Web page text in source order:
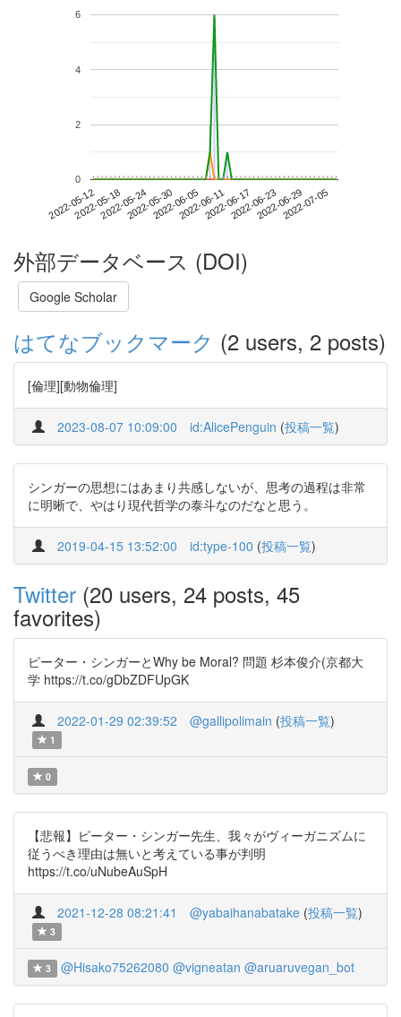
2022-05-122022-05-182022-05-242022-05-302022-06-052022-06-112022-06-172022-06-232022-06-292022-07-05
0
2
4
6
外部データベース (DOI)
Google Scholar
はてなブックマーク (2 users, 2 posts)
[倫理][動物倫理]
2023-08-07 10:09:00 id:AlicePenguin (投稿一覧)
シンガーの思想にはあまり共感しないが、思考の過程は非常
に明晰で、やはり現代哲学の泰斗なのだなと思う。
2019-04-15 13:52:00 id:type-100 (投稿一覧)
Twitter (20 users, 24 posts, 45
favorites)
ピーター・シンガーとWhy be Moral? 問題 杉本俊介(京都大
学 https://t.co/gDbZDFUpGK
2022-01-29 02:39:52 @gallipolimain (投稿一覧)
1
0
【悲報】ピーター・シンガー先生、我々がヴィーガニズムに
従うべき理由は無いと考えている事が判明
https://t.co/uNubeAuSpH
2021-12-28 08:21:41 @yabaihanabatake (投稿一覧)
3
3 @Hisako75262080 @vigneatan @aruaruvegan_bot